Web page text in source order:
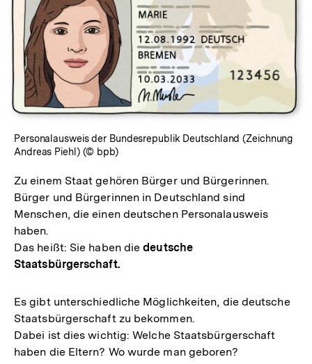
In
Lightbox
öffnen
Personalausweis der Bundesrepublik Deutschland (Zeichnung
Andreas Piehl) (© bpb)
Zu einem Staat gehören Bürger und Bürgerinnen.
Bürger und Bürgerinnen in Deutschland sind
Menschen, die einen deutschen Personalausweis
haben.
Das heißt: Sie haben die deutsche
Staatsbürgerschaft.
Es gibt unterschiedliche Möglichkeiten, die deutsche
Staatsbürgerschaft zu bekommen.
Dabei ist dies wichtig: Welche Staatsbürgerschaft
haben die Eltern? Wo wurde man geboren?